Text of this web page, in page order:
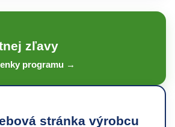
zľavy
programu →
stránka výrobcu